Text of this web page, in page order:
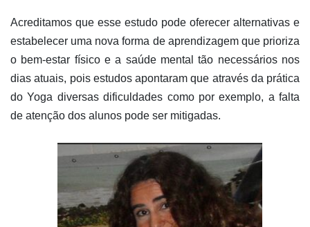
Acreditamos que esse estudo pode oferecer alternativas e
estabelecer uma nova forma de aprendizagem que prioriza
o bem-estar físico e a saúde mental tão necessários nos
dias atuais, pois estudos apontaram que através da prática
do Yoga diversas dificuldades como por exemplo, a falta
de atenção dos alunos pode ser mitigadas.